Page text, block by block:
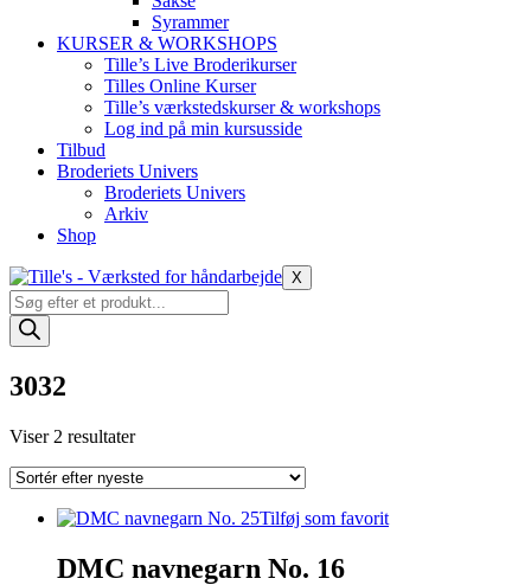
Syrammer
KURSER & WORKSHOPS
Tille’s Live Broderikurser
Tilles Online Kurser
Tille’s værkstedskurser & workshops
Log ind på min kursusside
Tilbud
Broderiets Univers
Broderiets Univers
Arkiv
Shop
X
Products
search
3032
Viser 2 resultaterSorteret
seneste
Tilføj som favorit
DMC navnegarn No. 16